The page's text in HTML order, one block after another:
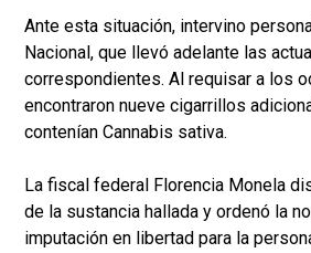
Ante esta situación, intervino
Nacional, que llevó adelante las
correspondientes. Al requisar a los
encontraron nueve cigarrillos
contenían Cannabis sativa.
La fiscal federal Florencia Monela
de la sustancia hallada y ordenó la
imputación en libertad para la